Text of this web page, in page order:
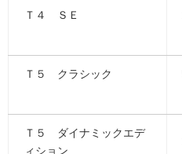
Ｔ４ ＳＥ
Ｔ５ クラシック
Ｔ５ ダイナミックエデ
ィション